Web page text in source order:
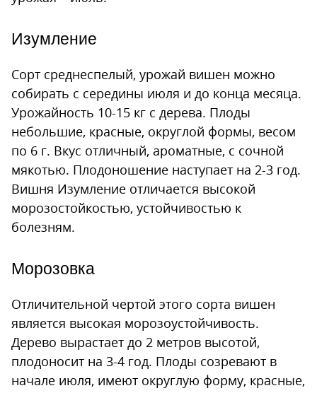
Изумление
Сорт среднеспелый, урожай вишен можно
собирать с середины июля и до конца месяца.
Урожайность 10-15 кг с дерева. Плоды
небольшие, красные, округлой формы, весом
по 6 г. Вкус отличный, ароматные, с сочной
мякотью. Плодоношение наступает на 2-3 год.
Вишня Изумление отличается высокой
морозостойкостью, устойчивостью к
болезням.
Морозовка
Отличительной чертой этого сорта вишен
является высокая морозоустойчивость.
Дерево вырастает до 2 метров высотой,
плодоносит на 3-4 год. Плоды созревают в
начале июля, имеют округлую форму, красные,